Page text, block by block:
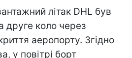
літак DHL був
друге коло через
аеропорту. Згідно
у повітрі борт